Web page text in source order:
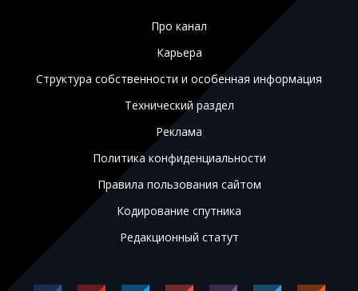
Про канал
Карьера
Структура собственности и особенная информация
Технический раздел
Реклама
Политика конфиденциальности
Правила пользования сайтом
Кодирование спутника
Редакционный статут